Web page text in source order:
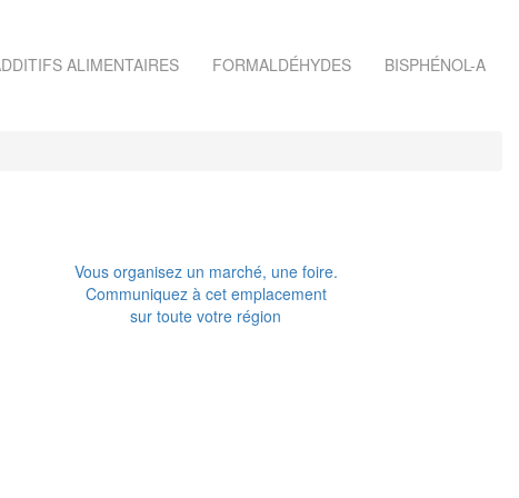
ALIMENTAIRES FORMALDÉHYDES BISPHÉNOL-A
Vous organisez un marché, une foire.
Communiquez à cet emplacement
sur toute votre région